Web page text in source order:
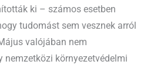
ki – számos esetben
tudomást sem vesznek arról
valójában nem
nemzetközi környezetvédelmi